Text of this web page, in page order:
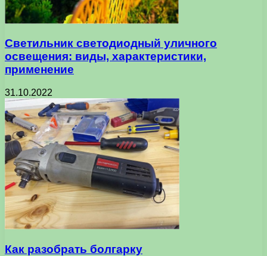
Светильник светодиодный уличного
освещения: виды, характеристики,
применение
31.10.2022
Как разобрать болгарку